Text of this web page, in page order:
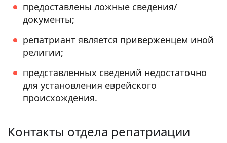
предоставлены ложные сведения/
документы;
репатриант является приверженцем иной
религии;
представленных сведений недостаточно
для установления еврейского
происхождения.
Контакты отдела репатриации